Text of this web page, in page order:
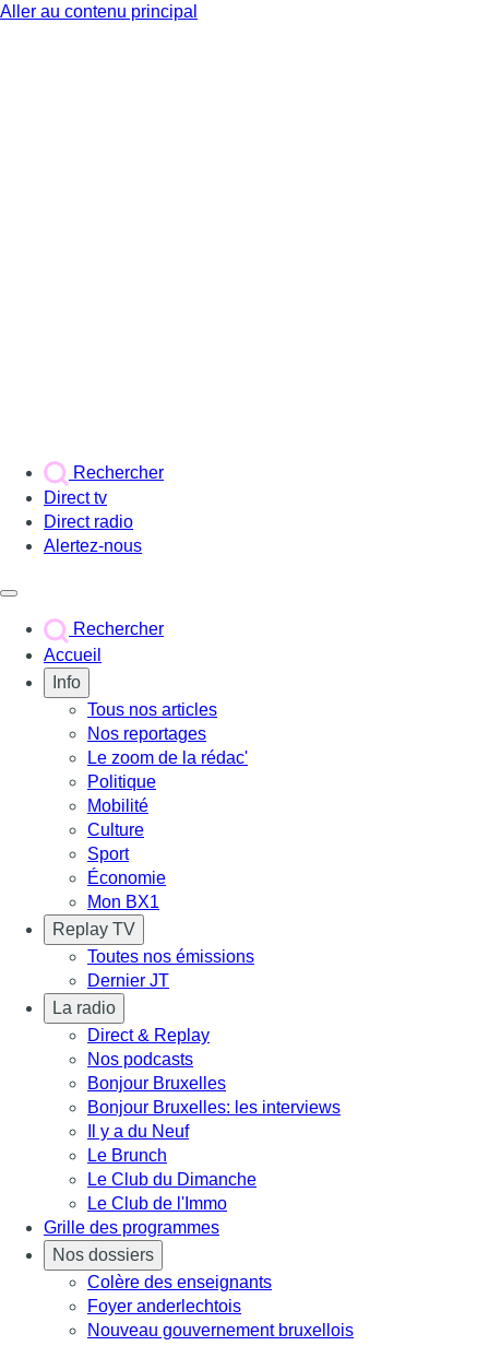
Aller au contenu principal
Rechercher
Direct tv
Direct radio
Alertez-nous
Rechercher
Accueil
Info
Tous nos articles
Nos reportages
Le zoom de la rédac'
Politique
Mobilité
Culture
Sport
Économie
Mon BX1
Replay TV
Toutes nos émissions
Dernier JT
La radio
Direct & Replay
Nos podcasts
Bonjour Bruxelles
Bonjour Bruxelles: les interviews
Il y a du Neuf
Le Brunch
Le Club du Dimanche
Le Club de l'Immo
Grille des programmes
Nos dossiers
Colère des enseignants
Foyer anderlechtois
Nouveau gouvernement bruxellois